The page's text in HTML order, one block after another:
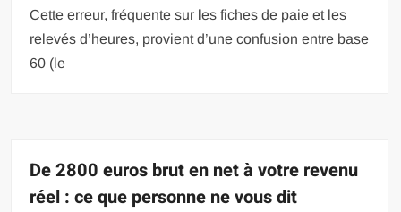
Cette erreur, fréquente sur les fiches de paie et les
relevés d’heures, provient d’une confusion entre base
60 (le
De 2800 euros brut en net à votre revenu
réel : ce que personne ne vous dit